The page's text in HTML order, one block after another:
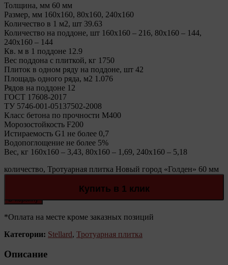
Толщина, мм 60 мм
Размер, мм 160х160, 80х160, 240х160
Количество в 1 м2, шт 39.63
Количество на поддоне, шт 160х160 – 216, 80х160 – 144,
240х160 – 144
Кв. м в 1 поддоне 12.9
Вес поддона с плиткой, кг 1750
Плиток в одном ряду на поддоне, шт 42
Площадь одного ряда, м2 1.076
Рядов на поддоне 12
ГОСТ 17608-2017
ТУ 5746-001-05137502-2008
Класс бетона по прочности М400
Морозостойкость F200
Истираемость G1 не более 0,7
Водопоглощение не более 5%
Вес, кг 160х160 – 3,43, 80х160 – 1,69, 240х160 – 5,18
количество, Тротуарная плитка Новый город «Голден» 60 мм
В корзину
Купить в 1 клик
*Оплата на месте кроме заказных позиций
Категории: Stellard, Тротуарная плитка
Описание